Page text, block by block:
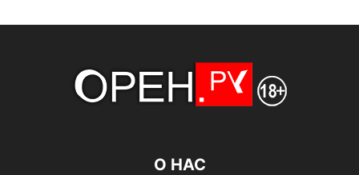
О НАС